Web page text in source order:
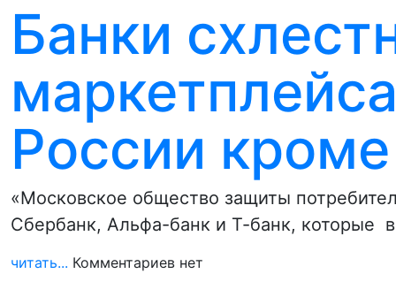
Банки
России
«Московское общество защиты
Сбербанк, Альфа-банк и Т-банк, которые
читать... Комментариев нет